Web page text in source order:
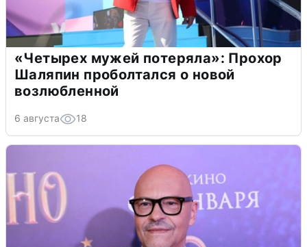
«Четырех мужей потеряла»: Прохор
Шаляпин проболтался о новой
возлюбленной
6 августа 18